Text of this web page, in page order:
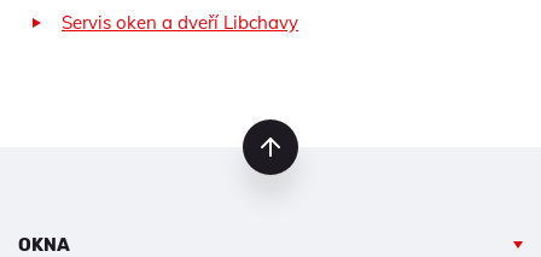
Servis oken a dveří Libchavy
OKNA